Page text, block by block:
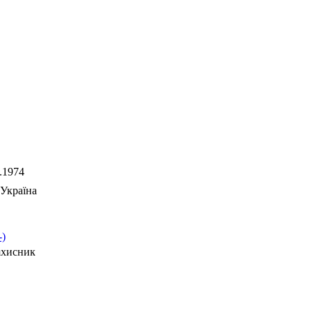
Україна
)